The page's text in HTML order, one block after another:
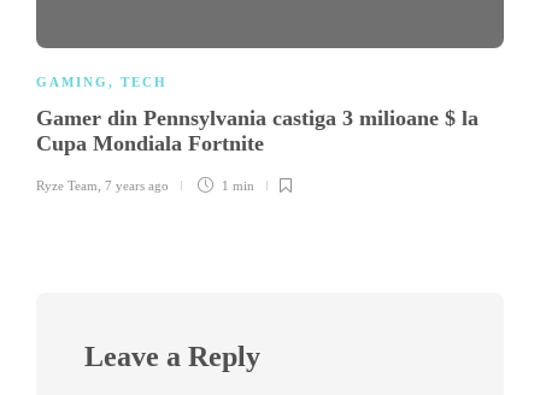
GAMING , TECH
Gamer din Pennsylvania castiga 3 milioane $ la
Cupa Mondiala Fortnite
Ryze Team 7 years ago 1 min
Leave a Reply